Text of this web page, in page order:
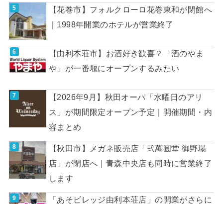
【花巻市】フォルクローロ花巻東和が閉館へ
｜1998年開業のホテルが営業終了
【由利本荘市】お酒好き歓喜？「酒のやま
や」が一番堰にオープンするみたい
【2026年9月】秋田オーパ「水曜日のアリ
ス」が期間限定オープン予定｜開催期間・内
容まとめ
【秋田市】メガネ販売店「弐萬圓堂 御野場
店」が閉店へ｜青森中央店も同時に営業終了
します
「あそビレッジ由利本荘店」の開業がさらに